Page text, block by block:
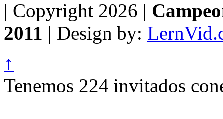
| Copyright 2026 |
2011 | Design by:
↑
Tenemos 224 invitados